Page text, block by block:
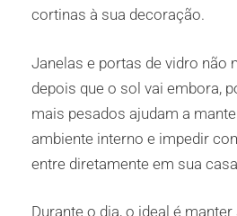
cortinas à sua decoração.
Janelas e portas de vidro não
depois que o sol vai embora,
mais pesados ajudam a
ambiente interno e impedir
entre diretamente em sua
Durante o dia, o ideal é